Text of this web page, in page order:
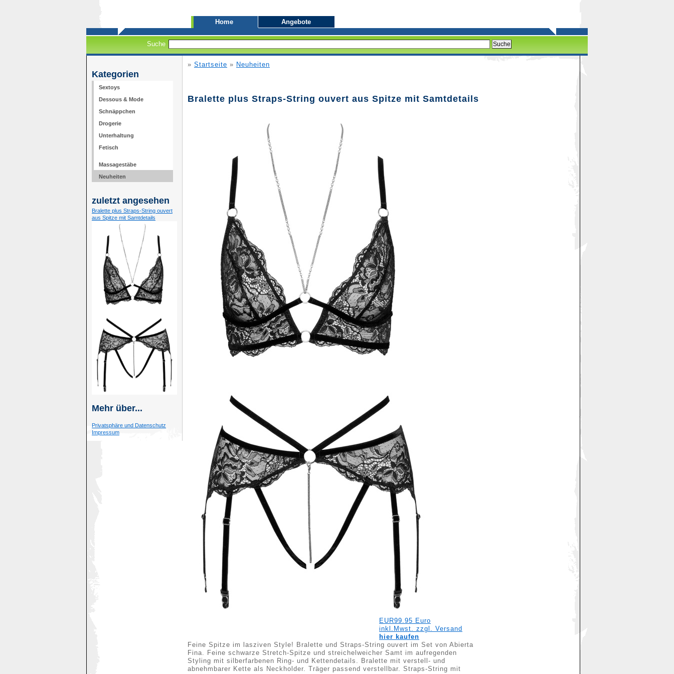
Home Angebote
Suche
» Startseite » Neuheiten
Bralette plus Straps-String ouvert aus Spitze mit Samtdetails
EUR99.95 Euro
inkl.Mwst. zzgl. Versand
hier kaufen
Feine Spitze im lasziven Style! Bralette und Straps-String ouvert im Set von Abierta
Fina. Feine schwarze Stretch-Spitze und streichelweicher Samt im aufregenden
Styling mit silberfarbenen Ring- und Kettendetails. Bralette mit verstell- und
abnehmbarer Kette als Neckholder. Träger passend verstellbar. Straps-String mit
Kategorien
Sextoys
Dessous & Mode
Schnäppchen
Drogerie
Unterhaltung
Fetisch
Massagestäbe
Neuheiten
zuletzt angesehen
Bralette plus Straps-String ouvert
aus Spitze mit Samtdetails
Mehr über...
Privatsphäre und Datenschutz
Impressum